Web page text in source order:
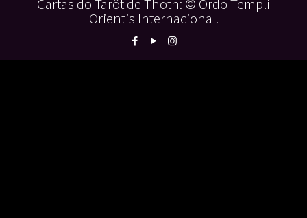
Cartas do Tarôt de Thoth: © Ordo Templi
Orientis Internacional.